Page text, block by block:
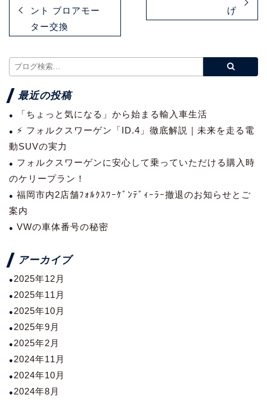
ント ブロアモー
ター交換
げ
最近の投稿
「ちょっと気になる」から始まる輸入車生活
⚡ フォルクスワーゲン「ID.4」徹底解説｜未来を走る電
動SUVの実力
フォルクスワーゲンに安心して乗っていただける購入時
のケリープラン！
福岡市内2店舗ﾌｫﾙｸｽﾜｰｹﾞﾝﾃﾞｨｰﾗｰ撤退のお知らせとご
案内
VWの車体番号の秘密
アーカイブ
2025年12月
2025年11月
2025年10月
2025年9月
2025年2月
2024年11月
2024年10月
2024年8月